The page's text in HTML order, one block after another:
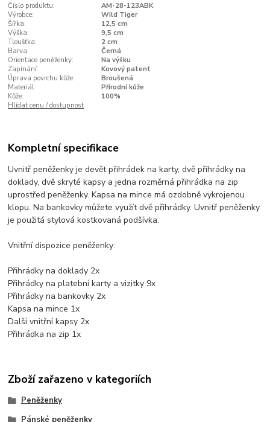
Číslo produktu:
AM-28-123ABK
Výrobce:
Wild Tiger
Šířka:
12,5 cm
Výška:
9,5 cm
Tloušťka:
2 cm
Barva:
Černá
Orientace peněženky:
Na výšku
Zapínání:
Kovový patent
Úprava povrchu kůže:
Broušená
Materiál:
Přírodní kůže
Kůže:
100%
Hlídat cenu / dostupnost
Kompletní specifikace
Uvnitř peněženky je devět přihrádek na karty, dvě přihrádky na
doklady, dvě skryté kapsy a jedna rozměrná přihrádka na zip
uprostřed peněženky. Kapsa na mince má ozdobně vykrojenou
klopu. Na bankovky můžete využít dvě přihrádky. Uvnitř peněženky
je použitá stylová kostkovaná podšívka.
Vnitřní dispozice peněženky:
Přihrádky na doklady 2x
Přihrádky na platební karty a vizitky 9x
Přihrádky na bankovky 2x
Kapsa na mince 1x
Další vnitřní kapsy 2x
Přihrádka na zip 1x
Zboží zařazeno v kategoriích
Peněženky
Pánské peněženky